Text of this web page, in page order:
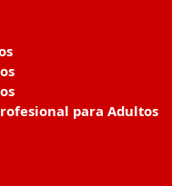
para Adultos